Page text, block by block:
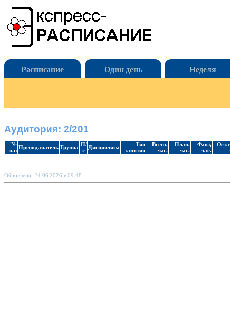
Расписание Один день Неделя
Аудитория: 2/201
№
п.п Преподаватель Группа П/
г
Дисциплина
Тип
занятия
Всего,
час.
План,
час.
Факт,
час.
Обновлено: 24.06.2026 в 09:48.